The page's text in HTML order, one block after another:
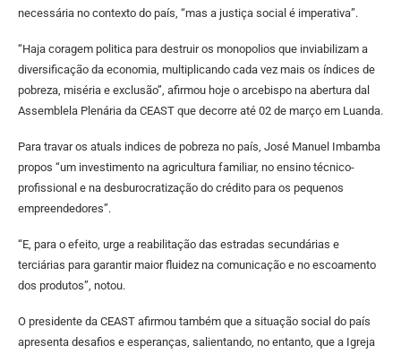
necessária no contexto do país, “mas a justiça social é imperativa”.
“Haja coragem politica para destruir os monopolios que inviabilizam a
diversificação da economia, multiplicando cada vez mais os índices de
pobreza, miséria e exclusão”, afirmou hoje o arcebispo na abertura dal
Assemblela Plenária da CEAST que decorre até 02 de março em Luanda.
Para travar os atuals indices de pobreza no país, José Manuel Imbamba
propos “um investimento na agricultura familiar, no ensino técnico-
profissional e na desburocratização do crédito para os pequenos
empreendedores”.
“E, para o efeito, urge a reabilitação das estradas secundárias e
terciárias para garantir maior fluidez na comunicação e no escoamento
dos produtos”, notou.
O presidente da CEAST afirmou também que a situação social do país
apresenta desafios e esperanças, salientando, no entanto, que a Igreja